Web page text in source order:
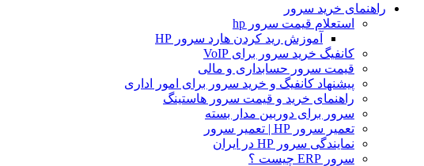
راهنمای خرید سرور
استعلام قیمت سرور hp
آموزش ريد كردن هارد سرور HP
کانفیگ خرید سرور برای VoIP
قیمت سرور حسابداری و مالی
پیشنهاد کانفیگ و خرید سرور برای امور اداری
راهنمای خرید و قیمت سرور هاستینگ
سرور برای دوربین مدار بسته
تعمیر سرور HP | تعمیر سرور
نمایندگی سرور HP در ایران
سرور ERP چیست ؟